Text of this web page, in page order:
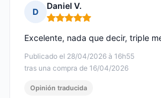
D
Daniel V.
Nota: 5 de 5
Publicado el 28/04/2026 à 16h55
tras una compra de 16/04/2026
Excelente, nada que decir, triple
Opinión traducida